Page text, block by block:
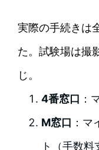
実際の手続きは
た。試験場は撮
じ。
4番窓口 ：
M窓口 ：
ト（手数